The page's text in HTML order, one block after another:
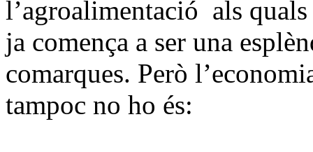
l’agroalimentació als
ja comença a ser una
comarques. Però
tampoc no ho és: